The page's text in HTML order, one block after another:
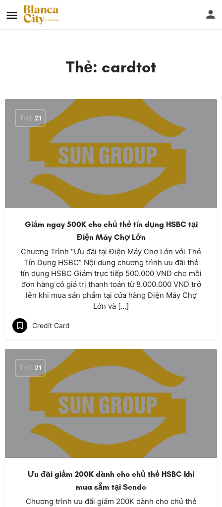
Thẻ: cardtot
TH2 21
Giảm ngay 500K cho chủ thẻ tín dụng HSBC tại
Điện Máy Chợ Lớn
Chương Trình “Ưu đãi tại Điện Máy Chợ Lớn với Thẻ
Tín Dụng HSBC” Nội dung chương trình ưu đãi thẻ
tín dụng HSBC Giảm trực tiếp 500.000 VND cho mỗi
đơn hàng có giá trị thanh toán từ 8.000.000 VND trở
lên khi mua sản phẩm tại cửa hàng Điện Máy Chợ
Lớn và […]
Credit Card
TH2 21
Ưu đãi giảm 200K dành cho chủ thẻ HSBC khi
mua sắm tại Sendo
Chương trình ưu đãi giảm 200K dành cho chủ thẻ